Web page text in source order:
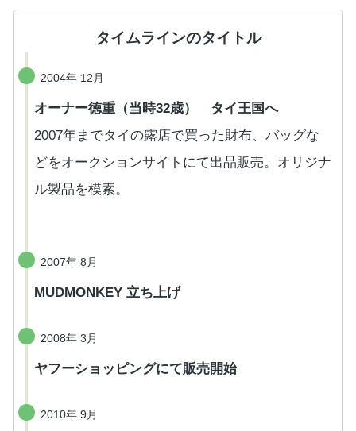
タイムラインのタイトル
2004年 12月
オーナー徳重（当時32歳） タイ王国へ
2007年までタイの露店で買った財布、バッグな
どをオークションサイトにて出品販売。オリジナ
ル製品を模索。
2007年 8月
MUDMONKEY 立ち上げ
2008年 3月
ヤフーショッピングにて販売開始
2010年 9月